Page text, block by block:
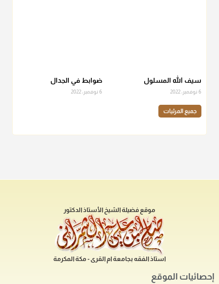
سيف الله المسلول
6 نوفمبر، 2022
ضوابط في الجدال
6 نوفمبر، 2022
جميع المرئيات
موقع فضيلة الشيخ الأستاذ الدكتور
استاذ الفقه بجامعة ام القرى - مكة المكرمة
إحصائيات الموقع